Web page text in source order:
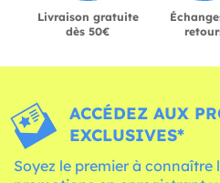
Livraison gratuite
dès 50€
ACCÉDEZ AUX
EXCLUSIVES*
Soyez le premier à connaître